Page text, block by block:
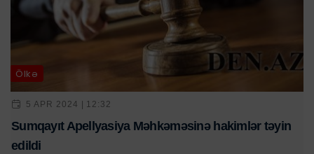
Ölkə
5 APR 2024 | 12:32
Sumqayıt Apellyasiya Məhkəməsinə hakimlər təyin
edildi